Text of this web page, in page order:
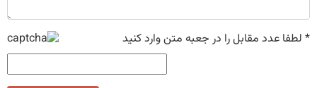
* لطفا عدد مقابل را در جعبه متن وارد کنید